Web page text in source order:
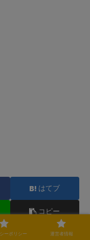
はてブ
コピー
ーポリシー 運営者情報